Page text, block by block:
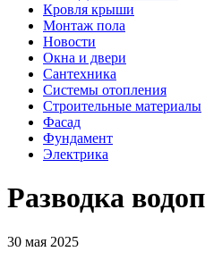
Кровля крыши
Монтаж пола
Новости
Окна и двери
Сантехника
Системы отопления
Строительные материалы
Фасад
Фундамент
Электрика
Разводка
30 мая 2025